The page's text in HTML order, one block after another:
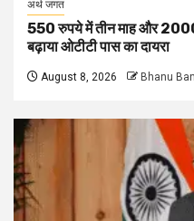
अर्थ जगत
550 रुपये में तीन माह और
बढ़ाया ओटीटी पास का दायरा
August 8, 2026 Bhanu